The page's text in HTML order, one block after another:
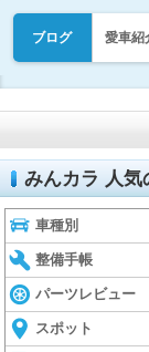
ブログ 愛車紹
みんカラ 人気
車種別
整備手帳
パーツレビュー
スポット